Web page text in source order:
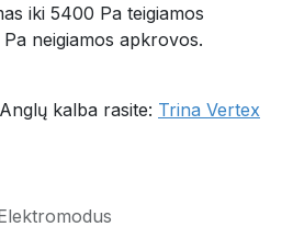
iki 5400 Pa teigiamos
neigiamos apkrovos.
kalba rasite: Trina Vertex